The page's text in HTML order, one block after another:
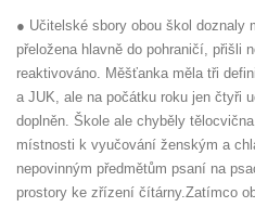
● Učitelské sbory obou škol doznaly
přeložena hlavně do pohraničí, přišli
reaktivováno. Měšťanka měla tři
a JUK, ale na počátku roku jen čtyři
doplněn. Škole ale chyběly
místnosti k vyučování ženským a
nepovinným předmětům psaní na
prostory ke zřízení čítárny.Zatímco